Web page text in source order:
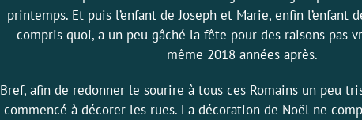
printemps. Et puis l’enfant de Joseph et Marie, enfin l’enfant
compris quoi, a un peu gâché la fête pour des raisons pas
même 2018 années après.
Bref, afin de redonner le sourire à tous ces Romains un peu
commencé à décorer les rues. La décoration de Noël ne